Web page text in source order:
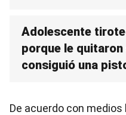
Adolescente
porque le
consiguió una
De acuerdo con